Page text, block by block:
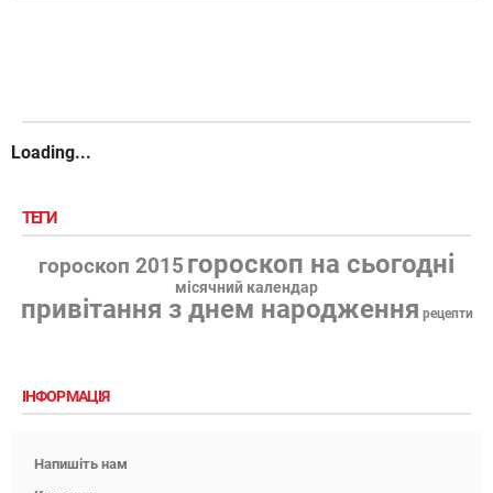
Loading...
ТЕГИ
гороскоп 2015 гороскоп на сьогодні
місячний календар
привітання з днем народження рецепти
ІНФОРМАЦІЯ
Напишіть нам